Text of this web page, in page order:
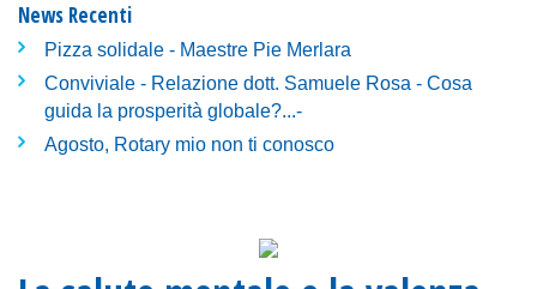
News Recenti
Pizza solidale - Maestre Pie Merlara
Conviviale - Relazione dott. Samuele Rosa - Cosa
guida la prosperità globale?...-
Agosto, Rotary mio non ti conosco